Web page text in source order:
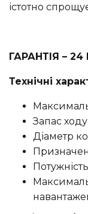
істотно
ГАРАНТІЯ –
Технічні
Запас
Діаметр